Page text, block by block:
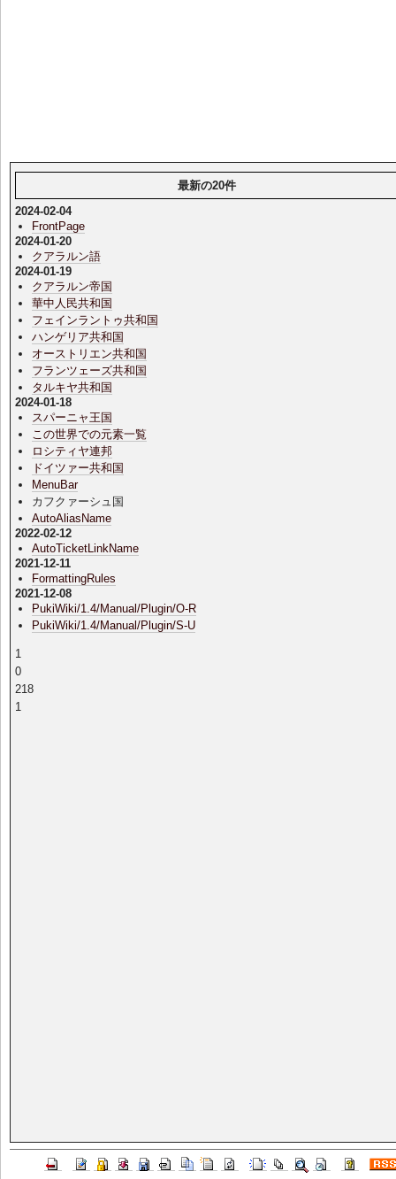
最新の20件
2024-02-04
FrontPage
2024-01-20
クアラルン語
2024-01-19
クアラルン帝国
華中人民共和国
フェインラントゥ共和国
ハンゲリア共和国
オーストリエン共和国
フランツェーズ共和国
タルキヤ共和国
2024-01-18
スパーニャ王国
この世界での元素一覧
ロシティヤ連邦
ドイツァー共和国
MenuBar
カフクァーシュ国
AutoAliasName
2022-02-12
AutoTicketLinkName
2021-12-11
FormattingRules
2021-12-08
PukiWiki/1.4/Manual/Plugin/O-R
PukiWiki/1.4/Manual/Plugin/S-U
1
0
218
1